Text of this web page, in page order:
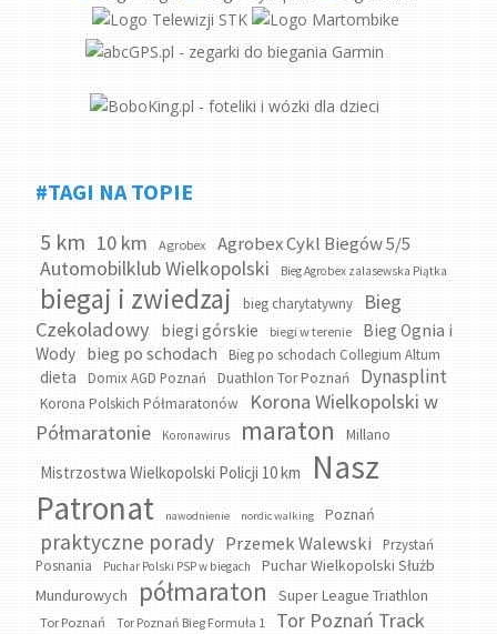
#TAGI NA TOPIE
5 km 10 km Agrobex Agrobex Cykl Biegów 5/5
Automobilklub Wielkopolski Bieg Agrobex zalasewska Piątka
biegaj i zwiedzaj bieg charytatywny
Bieg
Czekoladowy
biegi górskie biegi w terenie
Bieg Ognia i
Wody bieg po schodach Bieg po schodach Collegium Altum
dieta Domix AGD Poznań Duathlon Tor Poznań Dynasplint
Korona Polskich Półmaratonów
Korona Wielkopolski w
Półmaratonie
Koronawirus maraton Millano
Mistrzostwa Wielkopolski Policji 10 km
Nasz
Patronat
nawodnienie nordic walking Poznań
praktyczne porady Przemek Walewski
Przystań
Posnania
Puchar Polski PSP w biegach
Puchar Wielkopolski Służb
Mundurowych
półmaraton Super League Triathlon
Tor Poznań Tor Poznań Bieg Formuła 1
Tor Poznań Track